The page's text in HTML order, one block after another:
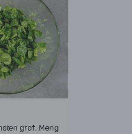
grof. Meng